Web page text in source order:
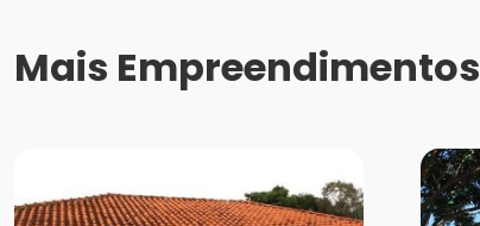
Mais Empreendimentos